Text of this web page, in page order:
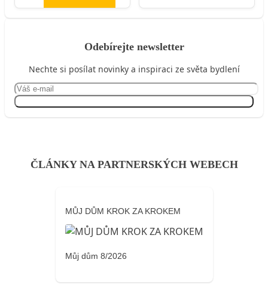
Odebírejte newsletter
Nechte si posílat novinky a inspiraci ze světa bydlení
ČLÁNKY NA PARTNERSKÝCH WEBECH
MŮJ DŮM KROK ZA KROKEM
Můj dům 8/2026